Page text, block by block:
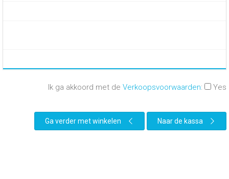
Ik ga akkoord met de Verkoopsvoorwaarden: Yes
Ga verder met winkelen Naar de kassa